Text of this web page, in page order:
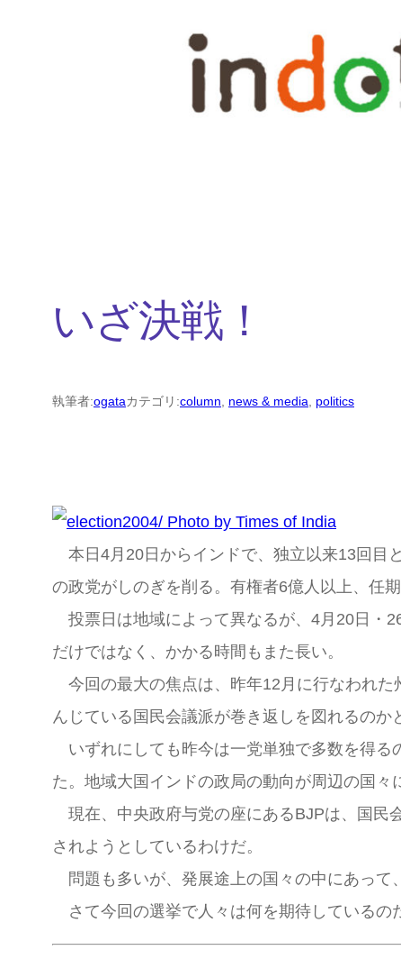
いざ決戦！
執筆者:ogataカテゴリ:column news & media politics
本日4月20日からインドで、独立以来13回目
の政党がしのぎを削る。有権者6億人以上、任
投票日は地域によって異なるが、4月20日・
だけではなく、かかる時間もまた長い。
今回の最大の焦点は、昨年12月に行なわれた
んじている国民会議派が巻き返しを図れるのか
いずれにしても昨今は一党単独で多数を得る
た。地域大国インドの政局の動向が周辺の国々
現在、中央政府与党の座にあるBJPは、国民
されようとしているわけだ。
問題も多いが、発展途上の国々の中にあって
さて今回の選挙で人々は何を期待しているの